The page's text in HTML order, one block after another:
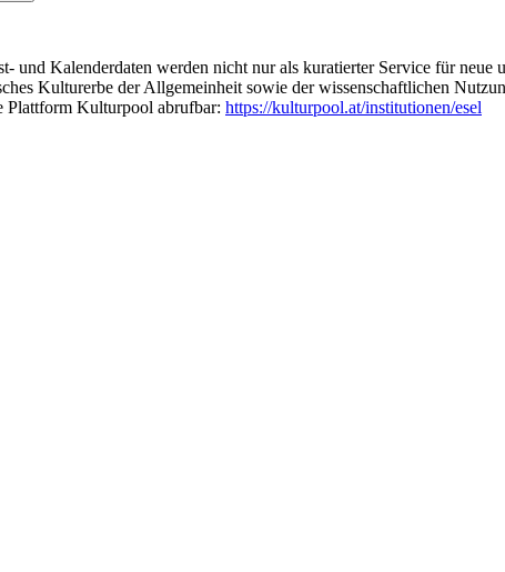
und Kalenderdaten werden nicht nur als kuratierter Service für neue
Kulturerbe der Allgemeinheit sowie der wissenschaftlichen
Plattform Kulturpool abrufbar: https://kulturpool.at/institutionen/esel